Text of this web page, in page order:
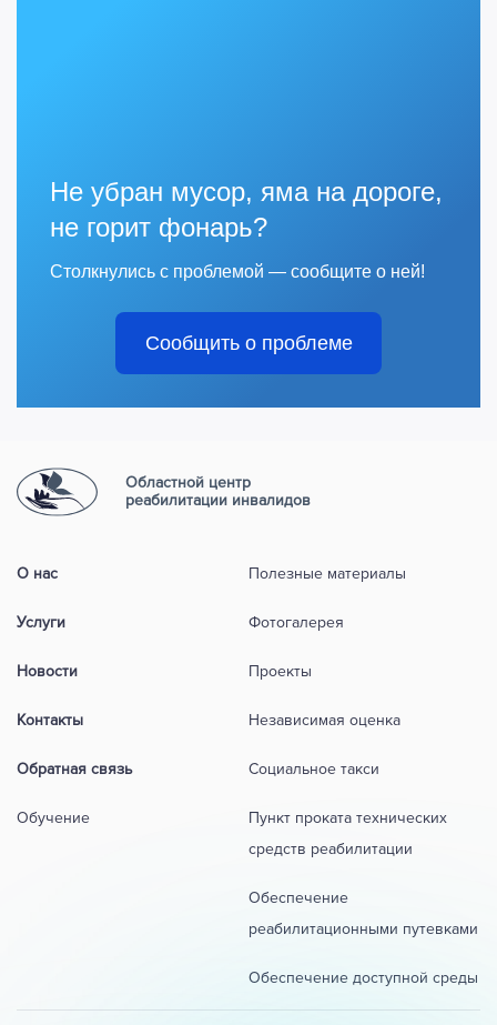
Не убран мусор, яма на дороге,
не горит фонарь?
Столкнулись с проблемой — сообщите о ней!
Сообщить о проблеме
Областной центр
реабилитации инвалидов
О нас
Услуги
Новости
Контакты
Обратная связь
Полезные материалы
Фотогалерея
Проекты
Независимая оценка
Социальное такси
Пункт проката технических
средств реабилитации
Обеспечение
реабилитационными путевками
Обеспечение доступной среды
Обучение